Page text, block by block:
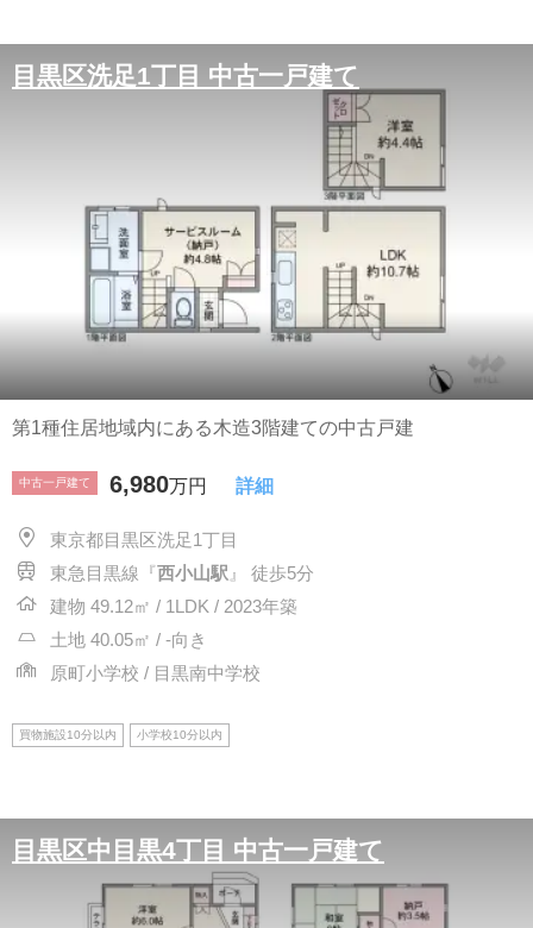
目黒区洗足1丁目 中古一戸建て
第1種住居地域内にある木造3階建ての中古戸建
中古一戸建て 6,980万円 詳細
東京都目黒区洗足1丁目
東急目黒線『西小山駅 』 徒歩5分
建物 49.12㎡ / 1LDK / 2023年築
土地 40.05㎡ / -向き
原町小学校 / 目黒南中学校
買物施設10分以内 小学校10分以内
目黒区中目黒4丁目 中古一戸建て